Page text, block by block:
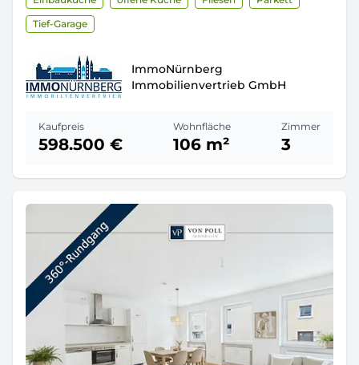
Tief-Garage
ImmoNürnberg
Immobilienvertrieb GmbH
Kaufpreis
598.500 €
Wohnfläche
106 m²
Zimmer
3